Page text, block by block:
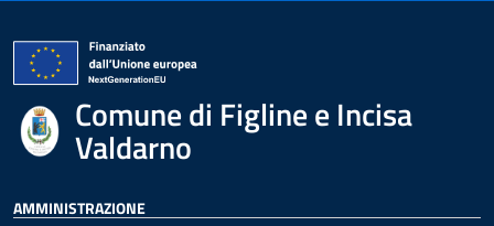
Comune di Figline e Incisa
Valdarno
AMMINISTRAZIONE